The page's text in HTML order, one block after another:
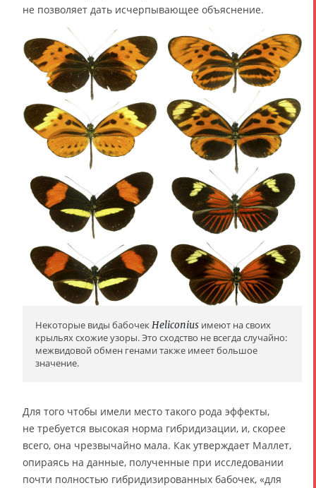
не позволяет дать исчерпывающее объяснение.
Некоторые виды бабочекHeliconius имеют на своих
крыльях схожие узоры. Это сходство не всегда случайно:
межвидовой обмен генами также имеет большое
значение.
Для того чтобы имели место такого рода эффекты,
не требуется высокая норма гибридизации, и, скорее
всего, она чрезвычайно мала. Как утверждает Маллет,
опираясь на данные, полученные при исследовании
почти полностью гибридизированных бабочек, «для